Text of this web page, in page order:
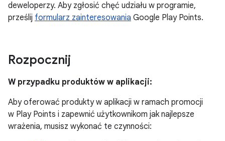
deweloperzy. Aby zgłosić chęć udziału w programie,
prześlij formularz zainteresowania Google Play Points.
Rozpocznij
W przypadku produktów w aplikacji:
Aby oferować produkty w aplikacji w ramach promocji
w Play Points i zapewnić użytkownikom jak najlepsze
wrażenia, musisz wykonać te czynności: